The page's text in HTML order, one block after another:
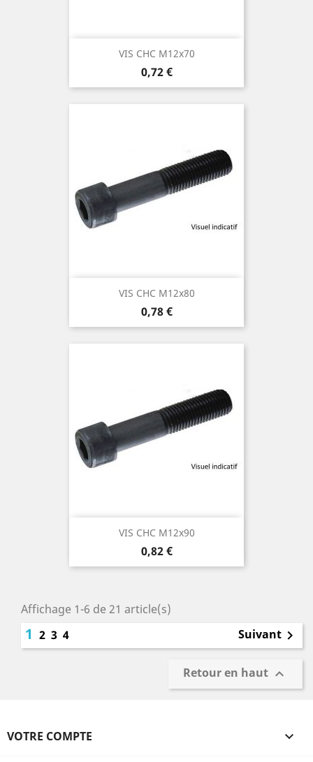
VIS CHC M12x70
Prix
0,72 €
VIS CHC M12x80
Prix
0,78 €
VIS CHC M12x90
Prix
0,82 €
Affichage 1-6 de 21 article(s)
1 2 3 4 Suivant 
Retour en haut 
VOTRE COMPTE 